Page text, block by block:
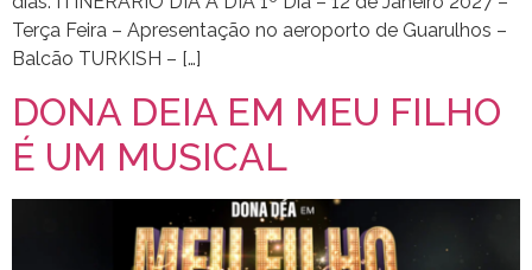
Terça Feira – Apresentação no aeroporto de Guarulhos –
Balcão TURKISH – […]
DONA DEIA EM MEU FILHO
É UM MUSICAL